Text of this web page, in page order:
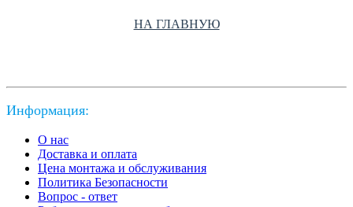
НА ГЛАВНУЮ
Информация:
О нас
Доставка и оплата
Цена монтажа и обслуживания
Политика Безопасности
Вопрос - ответ